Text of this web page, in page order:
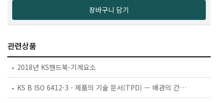
장바구니 담기
관련상품
2018년 KS핸드북-기계요소
KS B ISO 6412-3 - 제품의 기술 문서(TPD) — 배관의 간략 표시 — 제3부: 환기계 및 배수계의 끝부분 형체